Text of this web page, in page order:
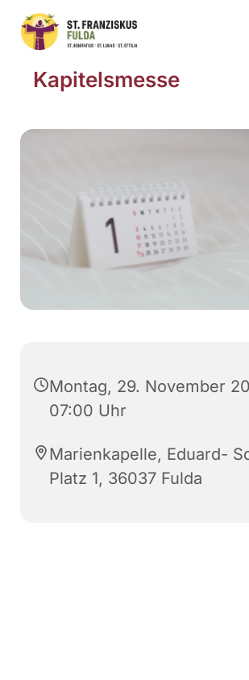
Kapitelsmesse
Montag, 29. November
07:00 Uhr
Marienkapelle, Eduard-
Platz 1, 36037 Fulda